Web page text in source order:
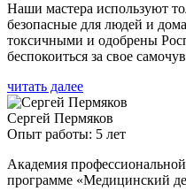
Наши мастера используют
безопасные для людей и
токсичными и одобрены
беспокоиться за свое
читать далее
Сергей Пермяков
Опыт работы: 5 лет
Академия
программе «Медицинский